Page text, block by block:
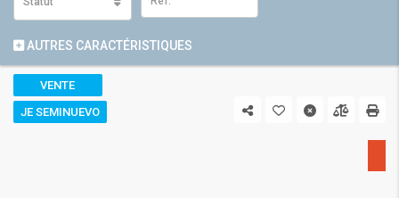
AUTRES CARACTÉRISTIQUES
VENTE
JE SEMINUEVO